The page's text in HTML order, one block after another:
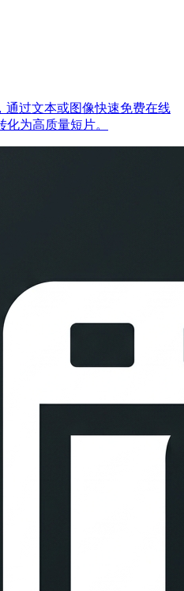
通过文本或图像快速免费在线
为高质量短片。